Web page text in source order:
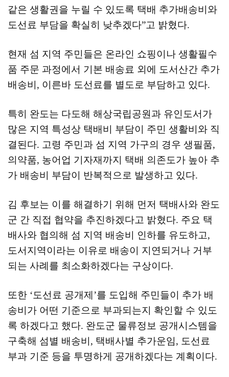
같은 생활권을 누릴 수 있도록 택배 추가배송비와
도선료 부담을 확실히 낮추겠다”고 밝혔다.
현재 섬 지역 주민들은 온라인 쇼핑이나 생활필수
품 주문 과정에서 기본 배송료 외에 도서산간 추가
배송비, 이른바 도선료를 별도로 부담하고 있다.
특히 완도는 다도해 해상국립공원과 유인도서가
많은 지역 특성상 택배비 부담이 주민 생활비와 직
결된다. 고령 주민과 섬 지역 가구의 경우 생필품,
의약품, 농어업 기자재까지 택배 의존도가 높아 추
가 배송비 부담이 반복적으로 발생하고 있다.
김 후보는 이를 해결하기 위해 먼저 택배사와 완도
군 간 직접 협약을 추진하겠다고 밝혔다. 주요 택
배사와 협의해 섬 지역 배송비 인하를 유도하고,
도서지역이라는 이유로 배송이 지연되거나 거부
되는 사례를 최소화하겠다는 구상이다.
또한 ‘도선료 공개제’를 도입해 주민들이 추가 배
송비가 어떤 기준으로 부과되는지 확인할 수 있도
록 하겠다고 했다. 완도군 물류정보 공개시스템을
구축해 섬별 배송비, 택배사별 추가운임, 도선료
부과 기준 등을 투명하게 공개하겠다는 계획이다.